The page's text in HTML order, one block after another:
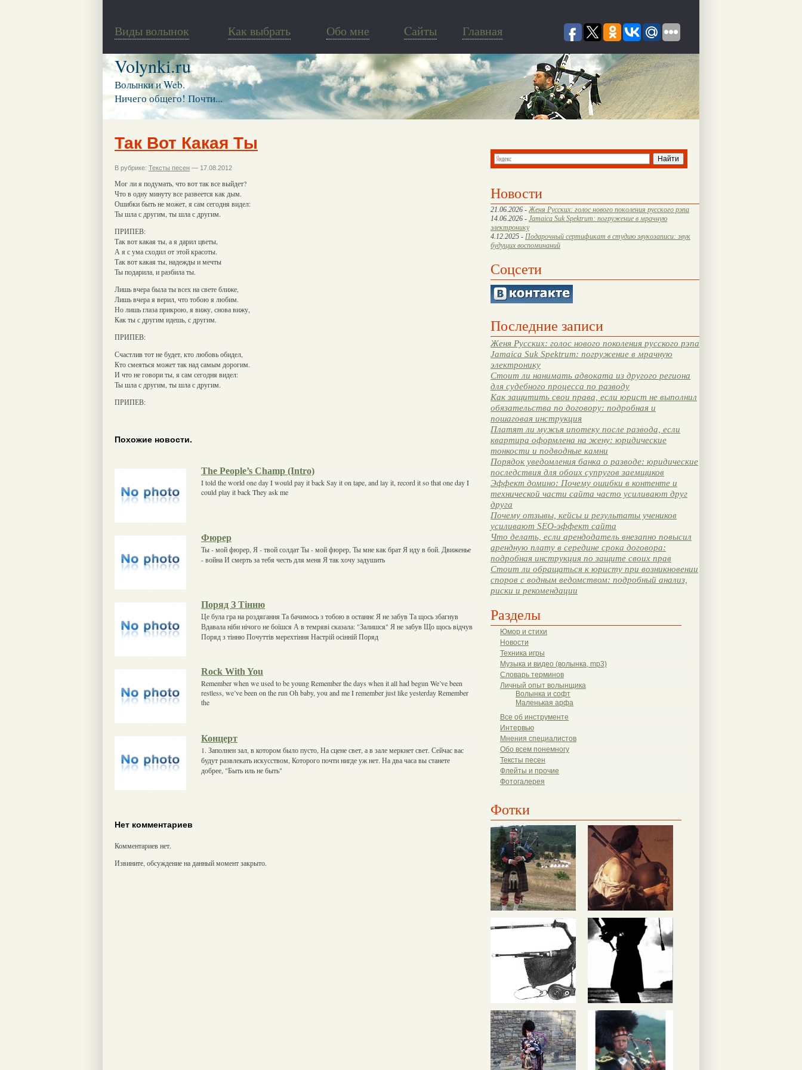
Виды волынок Как выбрать Обо мне Cайты Главная
Volynki.ru
Волынки и Web.
Ничего общего! Почти...
Новости
21.06.2026 - Женя Русских: голос нового поколения русского рэпа
14.06.2026 - Jamaica Suk Spektrum: погружение в мрачную
электронику
4.12.2025 - Подарочный сертификат в студию звукозаписи: звук
будущих воспоминаний
Соцсети
Последние записи
Женя Русских: голос нового поколения русского рэпа
Jamaica Suk Spektrum: погружение в мрачную
электронику
Стоит ли нанимать адвоката из другого региона
для судебного процесса по разводу
Как защитить свои права, если юрист не выполнил
обязательства по договору: подробная и
пошаговая инструкция
Платят ли мужья ипотеку после развода, если
квартира оформлена на жену: юридические
тонкости и подводные камни
Порядок уведомления банка о разводе: юридические
последствия для обоих супругов заемщиков
Эффект домино: Почему ошибки в контенте и
технической части сайта часто усиливают друг
друга
Почему отзывы, кейсы и результаты учеников
усиливают SEO-эффект сайта
Что делать, если арендодатель внезапно повысил
арендную плату в середине срока договора:
подробная инструкция по защите своих прав
Стоит ли обращаться к юристу при возникновении
споров с водным ведомством: подробный анализ,
риски и рекомендации
Разделы
Юмор и стихи
Новости
Техника игры
Музыка и видео (волынка, mp3)
Словарь терминов
Личный опыт волынщика
Волынка и софт
Маленькая арфа
Все об инструменте
Интервью
Мнения специалистов
Обо всем понемногу
Тексты песен
Флейты и прочие
Фотогалерея
Фотки
Так Вот Какая Ты
В рубрике: Тексты песен — 17.08.2012
Мог ли я подумать, что вот так все выйдет?
Что в одну минуту все развеется как дым.
Ошибки быть не может, я сам сегодня видел:
Ты шла с другим, ты шла с другим.
ПРИПЕВ:
Так вот какая ты, а я дарил цветы,
А я с ума сходил от этой красоты.
Так вот какая ты, надежды и мечты
Ты подарила, и разбила ты.
Лишь вчера была ты всех на свете ближе,
Лишь вчера я верил, что тобою я любим.
Но лишь глаза прикрою, я вижу, снова вижу,
Как ты с другим идешь, с другим.
ПРИПЕВ:
Счастлив тот не будет, кто любовь обидел,
Кто смеяться может так над самым дорогим.
И что не говори ты, я сам сегодня видел:
Ты шла с другим, ты шла с другим.
ПРИПЕВ:
Похожие новости.
The People’s Champ (Intro)
I told the world one day I would pay it back Say it on tape, and lay it, record it so that one day I
could play it back They ask me
Фюрер
Ты - мой фюрер, Я - твой солдат Ты - мой фюрер, Ты мне как брат Я иду в бой. Движенье
- война И смерть за тебя честь для меня Я так хочу задушить
Поряд З Тінню
Це була гра на роздягання Та бачимось з тобою в останнє Я не забув Та щось збагнув
Вдавала ніби нічого не боїшся А в темряві сказала: "Залишся" Я не забув Що щось відчув
Поряд з тінню Почуттів мерехтіння Настрій осінній Поряд
Rock With You
Remember when we used to be young Remember the days when it all had begun We’ve been
restless, we’ve been on the run Oh baby, you and me I remember just like yesterday Remember
the
Концерт
1. Заполнен зал, в котором было пусто, На сцене свет, а в зале меркнет свет. Сейчас вас
будут развлекать искусством, Которого почти нигде уж нет. На два часа вы станете
добрее, "Быть иль не быть"
Нет комментариев
Комментариев нет.
Извините, обсуждение на данный момент закрыто.